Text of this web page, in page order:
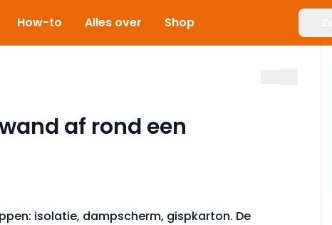
How-to Alles over Shop
af rond een
isolatie, dampscherm, gispkarton. De